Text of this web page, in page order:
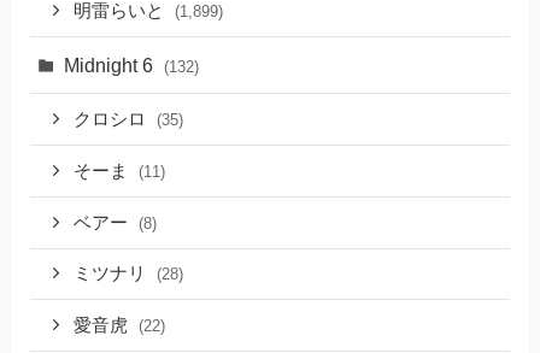
明雷らいと (1,899)
Midnight 6 (132)
クロシロ (35)
そーま (11)
ベアー (8)
ミツナリ (28)
愛音虎 (22)